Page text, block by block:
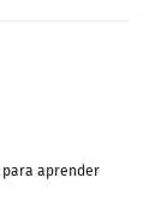
para aprender